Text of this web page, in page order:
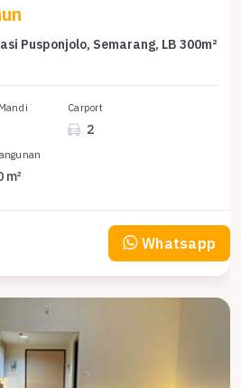
Pusponjolo, Semarang, LB 300m²
Carport
2
m²
Whatsapp